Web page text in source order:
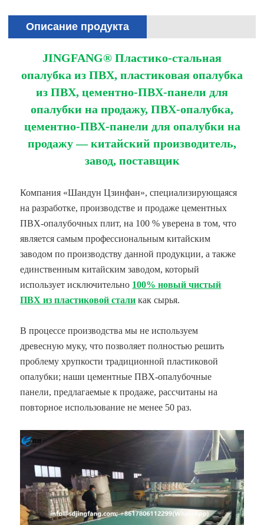
Описание продукта
JINGFANG® Пластико-стальная
опалубка из ПВХ, пластиковая опалубка
из ПВХ, цементно-ПВХ-панели для
опалубки на продажу, ПВХ-опалубка,
цементно-ПВХ-панели для опалубки на
продажу — китайский производитель,
завод, поставщик
Компания «Шандун Цзинфан», специализирующаяся
на разработке, производстве и продаже цементных
ПВХ-опалубочных плит, на 100 % уверена в том, что
является самым профессиональным китайским
заводом по производству данной продукции, а также
единственным китайским заводом, который
использует исключительно 100% новый чистый
ПВХ из пластиковой стали как сырья.
В процессе производства мы не используем
древесную муку, что позволяет полностью решить
проблему хрупкости традиционной пластиковой
опалубки; наши цементные ПВХ-опалубочные
панели, предлагаемые к продаже, рассчитаны на
повторное использование не менее 50 раз.